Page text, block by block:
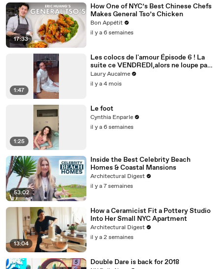
17:33
How One of NYC’s Best Chinese Chefs
Makes General Tso’s Chicken
Bon Appétit
il y a 6 semaines
1:47
Les colocs de l'amour Épisode 6 ! La
suite ce VENDREDI,alors ne loupe pas
ça! Épisode 6/8 pour la saison 2
Laury Aucalme
il y a 4 mois
1:25
Le foot
Cynthia Enparle
il y a 6 semaines
53:02
Inside the Best Celebrity Beach
Homes & Coastal Mansions
Architectural Digest
il y a 7 semaines
13:04
How a Ceramicist Fit a Pottery Studio
Into Her Small NYC Apartment
Architectural Digest
il y a 2 semaines
Double Dare is back for 2018